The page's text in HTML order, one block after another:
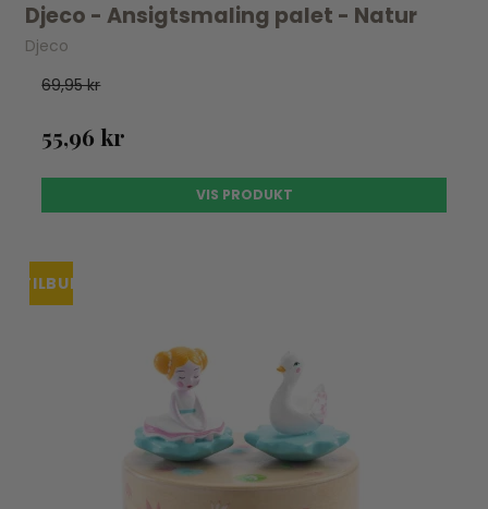
Djeco - Ansigtsmaling palet - Natur
Djeco
69,95 kr
55,96 kr
VIS PRODUKT
TILBUD